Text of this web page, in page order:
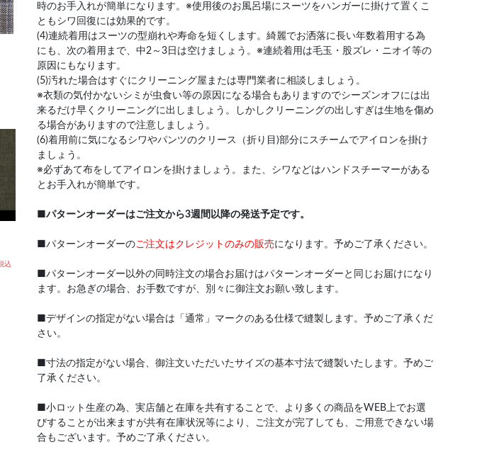
込
時のお手入れが簡単になります。※使用後のお風呂場にスーツをハンガーに掛けて置くこ
ともシワ回復には効果的です。
(4)連続着用はスーツの型崩れや寿命を短くします。綺麗でお洒落に長い年数着用する為
にも、次の着用まで、中2～3日は空けましょう。※連続着用は毛玉・股ズレ・ニオイ等の
原因にもなります。
(5)汚れた場合はすぐにクリーニング屋または専門業者に相談しましょう。
※衣類の気付かないシミが虫食い等の原因になる場合もありますのでシーズンオフには出
来るだけ早くクリーニングに出しましょう。しかしクリーニングの出しすぎは生地を傷め
る場合がありますので注意しましょう。
(6)着用前に気になるシワやパンツのクリース（折り目)部分にスチームでアイロンを掛け
ましょう。
※必ずあて布をしてアイロンを掛けましょう。また、シワなどはハンドスチーマーがある
とお手入れが簡単です。
パターンオーダーはご注文から3週間以降の発送予定です。
■パターンオーダーのご注文はクレジットのみの販売になります。予めご了承ください。
■パターンオーダー以外の同時注文の場合お届けはパターンオーダーと同じお届けになり
ます。お急ぎの場合、お手数ですが、別々に御注文お願い致します。
■デザインの指定がない場合は「通常」マークのある仕様で縫製します。予めご了承くだ
さい。
■寸法の指定がない場合、御注文いただいたサイズの基本寸法で縫製いたします。予めご
了承ください。
■小ロット生産の為、実店舗と在庫を共有することで、より多くの商品をWEB上でお選
びすることが出来ますが共有在庫状況等により、ご注文が完了しても、ご用意できない場
合もございます。予めご了承ください。